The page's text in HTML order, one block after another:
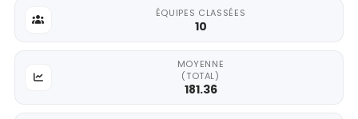
ÉQUIPES CLASSÉES
10
MOYENNE
(TOTAL)
181.36